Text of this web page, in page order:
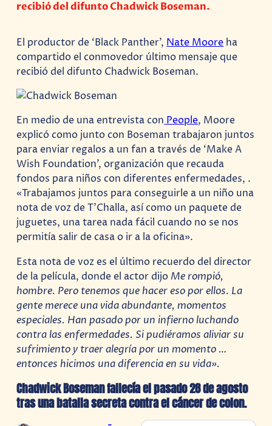
recibió del difunto Chadwick Boseman.
El productor de ‘Black Panther’, Nate Moore ha
compartido el conmovedor último mensaje que
recibió del difunto Chadwick Boseman.
En medio de una entrevista con People, Moore
explicó como junto con Boseman trabajaron juntos
para enviar regalos a un fan a través de ‘Make A
Wish Foundation’, organización que recauda
fondos para niños con diferentes enfermedades, .
«Trabajamos juntos para conseguirle a un niño una
nota de voz de T’Challa, así como un paquete de
juguetes, una tarea nada fácil cuando no se nos
permitía salir de casa o ir a la oficina».
Esta nota de voz es el último recuerdo del director
de la película, donde el actor dijo Me rompió,
hombre. Pero tenemos que hacer eso por ellos. La
gente merece una vida abundante, momentos
especiales. Han pasado por un infierno luchando
contra las enfermedades. Si pudiéramos aliviar su
sufrimiento y traer alegría por un momento …
entonces hicimos una diferencia en su vida».
Chadwick Boseman fallecía el pasado 28 de agosto
tras una batalla secreta contra el cáncer de colon.